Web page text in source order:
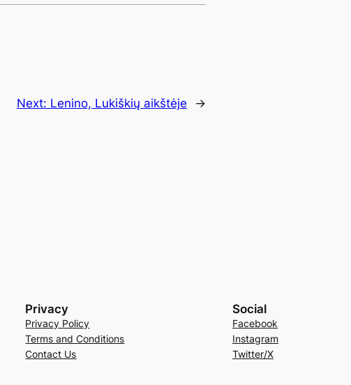
Next: Lenino, Lukiškių aikštėje →
Privacy
Privacy Policy
Terms and Conditions
Contact Us
Social
Facebook
Instagram
Twitter/X